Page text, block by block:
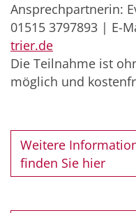
Ansprechpartnerin:
01515 3797893 | E-
trier.de
Die Teilnahme ist
möglich und
Weitere
finden Sie hier